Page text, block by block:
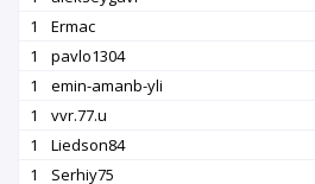
1
Ermac
1
pavlo1304
1
emin-amanb-yli
1
vvr.77.u
1
Liedson84
1
Serhiy75